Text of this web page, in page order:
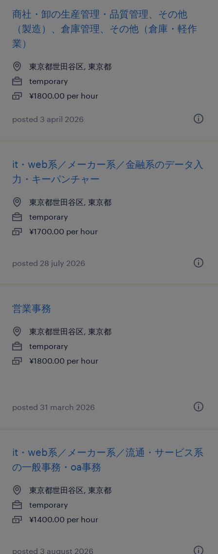
商社・卸の生産管理・品質管理、その他
（製造）、倉庫管理、その他（倉庫・軽作
業）
東京都世田谷区, 東京都
temporary
¥1800.00 per hour
posted 3 april 2026
it・web系／メーカー系／金融系のデータ入
力・キーパンチャー
東京都世田谷区, 東京都
temporary
¥1700.00 per hour
posted 28 july 2026
営業事務
東京都世田谷区, 東京都
temporary
¥1800.00 per hour
posted 31 march 2026
it・web系／メーカー系／流通・サービス系
の一般事務・oa事務
東京都世田谷区, 東京都
temporary
¥1400.00 per hour
posted 3 august 2026